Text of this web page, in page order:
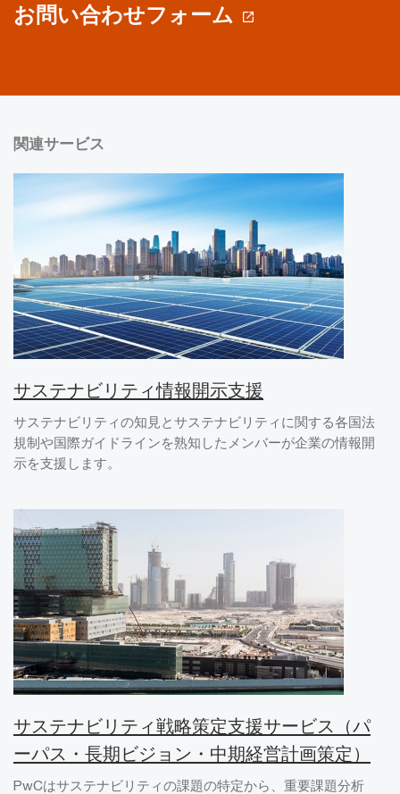
お問い合わせフォーム
関連サービス
サステナビリティ情報開示支援
サステナビリティの知見とサステナビリティに関する各国法
規制や国際ガイドラインを熟知したメンバーが企業の情報開
示を支援します。
サステナビリティ戦略策定支援サービス（パ
ーパス・長期ビジョン・中期経営計画策定）
PwCはサステナビリティの課題の特定から、重要課題分析